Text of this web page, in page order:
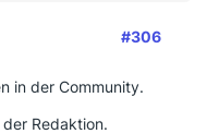
#306
in der Community.
Redaktion.